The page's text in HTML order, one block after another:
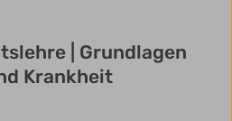
| Grundlagen
Krankheit